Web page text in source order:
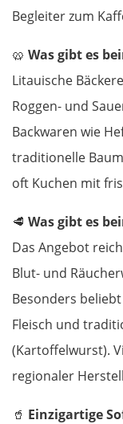
Begleiter zum
🥨 Was gibt es
Litauische
Roggen- und
Backwaren wie
traditionelle
oft Kuchen mit
🥩 Was gibt es
Das Angebot
Blut- und
Besonders
Fleisch und
(Kartoffelwurst).
regionaler
🥤 Einzigartige